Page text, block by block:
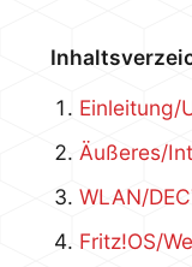
Einleitung/
Äußeres/
WLAN/
Fritz!OS/